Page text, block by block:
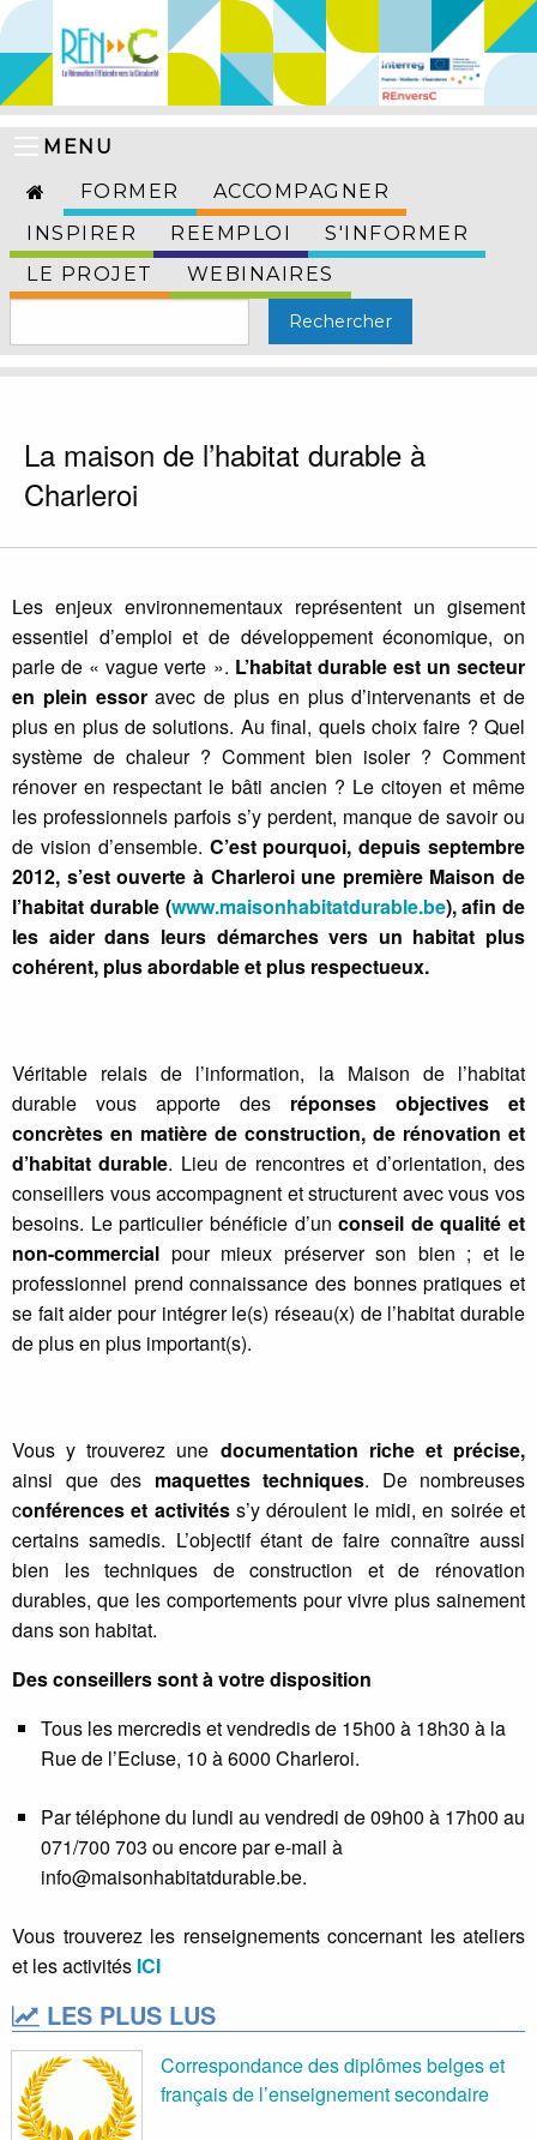
MENU
FORMER
ACCOMPAGNER
INSPIRER
REEMPLOI
S'INFORMER
LE PROJET
WEBINAIRES
La maison de l’habitat durable à
Charleroi
Les enjeux environnementaux représentent un gisement
essentiel d’emploi et de développement économique, on
parle de « vague verte ». L’habitat durable est un secteur
en plein essoravec de plus en plus d’intervenants et de
plus en plus de solutions. Au final, quels choix faire ? Quel
système de chaleur ? Comment bien isoler ? Comment
rénover en respectant le bâti ancien ? Le citoyen et même
les professionnels parfois s’y perdent, manque de savoir ou
de vision d’ensemble. C’est pourquoi, depuis septembre
2012, s’est ouverte à Charleroi une première Maison de
l’habitat durable (www.maisonhabitatdurable.be), afin de
les aider dans leurs démarches vers un habitat plus
cohérent, plus abordable et plus respectueux.
Véritable relais de l’information, la Maison de l’habitat
durable vous apporte des réponses objectives et
concrètes en matière de construction, de rénovation et
d’habitat durable. Lieu de rencontres et d’orientation, des
conseillers vous accompagnent et structurent avec vous vos
besoins. Le particulier bénéficie d’unconseil de qualité et
non-commercial pour mieux préserver son bien ; et le
professionnel prend connaissance des bonnes pratiques et
se fait aider pour intégrer le(s) réseau(x) de l’habitat durable
de plus en plus important(s).
Vous y trouverez une documentation riche et précise,
ainsi que des maquettes techniques. De nombreuses
conférences et activités s’y déroulent le midi, en soirée et
certains samedis. L’objectif étant de faire connaître aussi
bien les techniques de construction et de rénovation
durables, que les comportements pour vivre plus sainement
dans son habitat.
Des conseillers sont à votre disposition
Tous les mercredis et vendredis de 15h00 à 18h30 à la
Rue de l’Ecluse, 10 à 6000 Charleroi.
Par téléphone du lundi au vendredi de 09h00 à 17h00 au
071/700 703 ou encore par e-mail à
info@maisonhabitatdurable.be.
Vous trouverez les renseignements concernant les ateliers
et les activités ICI
LES PLUS LUS
Correspondance des diplômes belges et
français de l’enseignement secondaire